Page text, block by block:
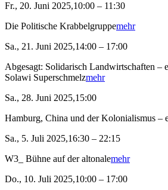
Fr., 20. Juni 2025,10:00 – 11:30
Die Politische Krabbelgruppemehr
Sa., 21. Juni 2025,14:00 – 17:00
Abgesagt: Solidarisch Landwirtschaften –
Solawi Superschmelzmehr
Sa., 28. Juni 2025,15:00
Hamburg, China und der Kolonialismus –
Sa., 5. Juli 2025,16:30 – 22:15
W3_ Bühne auf der altonalemehr
Do., 10. Juli 2025,10:00 – 17:00